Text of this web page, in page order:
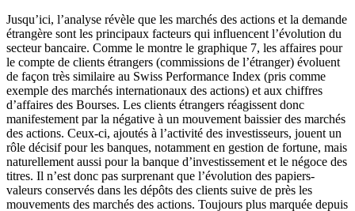
Jusqu’ici, l’analyse révèle que les marchés des actions et la demande
étrangère sont les principaux facteurs qui influencent l’évolution du
secteur bancaire. Comme le montre le graphique 7, les affaires pour
le compte de clients étrangers (commissions de l’étranger) évoluent
de façon très similaire au Swiss Performance Index (pris comme
exemple des marchés internationaux des actions) et aux chiffres
d’affaires des Bourses. Les clients étrangers réagissent donc
manifestement par la négative à un mouvement baissier des marchés
des actions. Ceux-ci, ajoutés à l’activité des investisseurs, jouent un
rôle décisif pour les banques, notamment en gestion de fortune, mais
naturellement aussi pour la banque d’investissement et le négoce des
titres. Il n’est donc pas surprenant que l’évolution des papiers-
valeurs conservés dans les dépôts des clients suive de près les
mouvements des marchés des actions. Toujours plus marquée depuis